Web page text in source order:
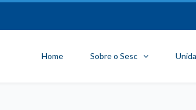
Home Sobre o Sesc